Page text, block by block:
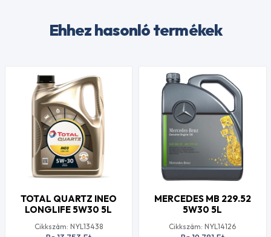
Ehhez hasonló termékek
TOTAL QUARTZ INEO
LONGLIFE 5W30 5L
Cikkszám: NYL13438
MERCEDES MB 229.52
5W30 5L
Cikkszám: NYL14126